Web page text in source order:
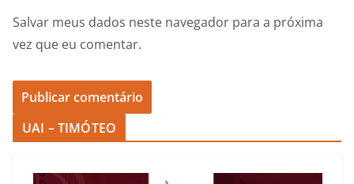
Salvar meus dados neste navegador para a próxima
vez que eu comentar.
UAI – TIMÓTEO